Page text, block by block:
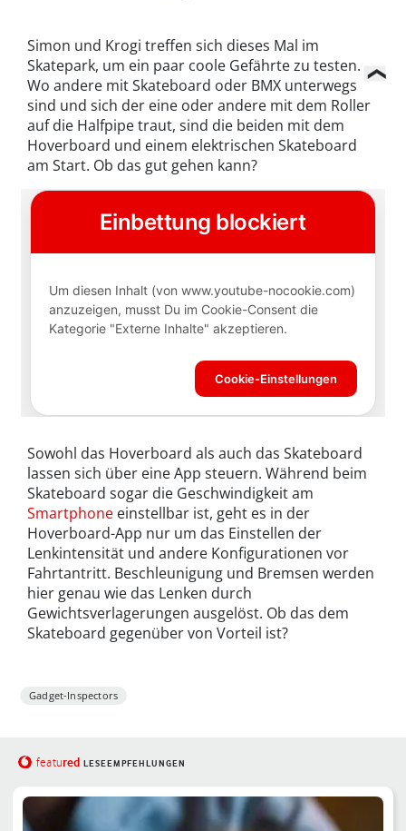
Simon und Krogi treffen sich dieses Mal im
Skatepark, um ein paar coole Gefährte zu testen.
Wo andere mit Skateboard oder BMX unterwegs
sind und sich der eine oder andere mit dem Roller
auf die Halfpipe traut, sind die beiden mit dem
Hoverboard und einem elektrischen Skateboard
am Start. Ob das gut gehen kann?
Sowohl das Hoverboard als auch das Skateboard
lassen sich über eine App steuern. Während beim
Skateboard sogar die Geschwindigkeit am
Smartphone einstellbar ist, geht es in der
Hoverboard-App nur um das Einstellen der
Lenkintensität und andere Konfigurationen vor
Fahrtantritt. Beschleunigung und Bremsen werden
hier genau wie das Lenken durch
Gewichtsverlagerungen ausgelöst. Ob das dem
Skateboard gegenüber von Vorteil ist?
Gadget-Inspectors
featured LESEEMPFEHLUNGEN